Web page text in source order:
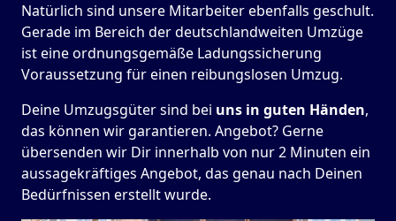
Natürlich sind unsere Mitarbeiter ebenfalls geschult.
Gerade im Bereich der deutschlandweiten Umzüge
ist eine ordnungsgemäße Ladungssicherung
Voraussetzung für einen reibungslosen Umzug.
Deine Umzugsgüter sind bei uns in guten Händen,
das können wir garantieren. Angebot? Gerne
übersenden wir Dir innerhalb von nur 2 Minuten ein
aussagekräftiges Angebot, das genau nach Deinen
Bedürfnissen erstellt wurde.